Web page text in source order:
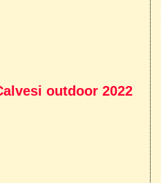
outdoor 2022